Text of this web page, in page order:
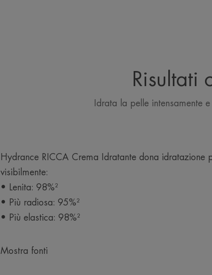
Risultati
Idrata la pelle intensamente
Hydrance RICCA Crema Idratante dona
visibilmente:
• Lenita: 98%²
• Più radiosa: 95%²
• Più elastica: 98%²
Mostra fonti